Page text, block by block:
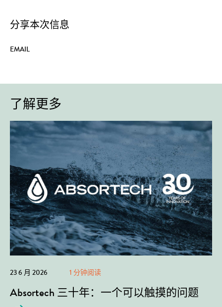
分享本次信息
EMAIL
了解更多
23 6 月 2026 1 分钟阅读
Absortech 三十年：一个可以触摸的问题